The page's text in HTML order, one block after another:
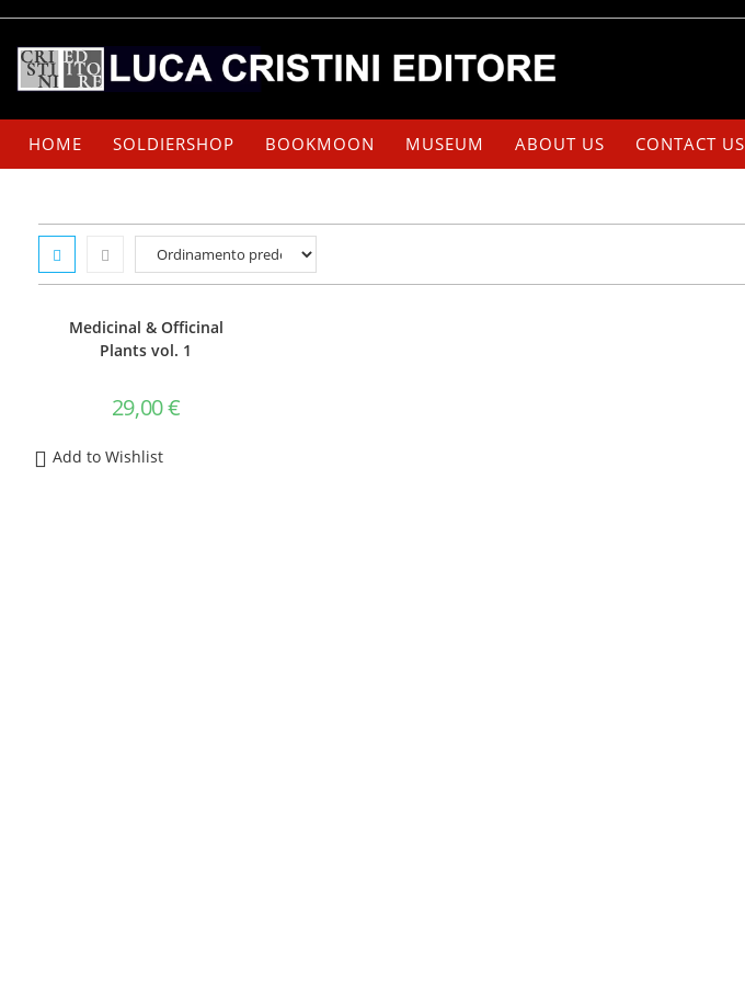
contenuto
HOME SOLDIERSHOP BOOKMOON MUSEUM ABOUT US CONTACT US
Medicinal & Officinal
Plants vol. 1
29,00€
Add to Wishlist